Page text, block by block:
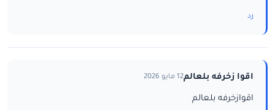
رد
اقوا زخرفه بلعالم12 مايو 2026
اقوازخرفه بلعالم